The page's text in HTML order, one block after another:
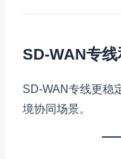
SD-WAN专
SD-WAN专线更稳
境协同场景。